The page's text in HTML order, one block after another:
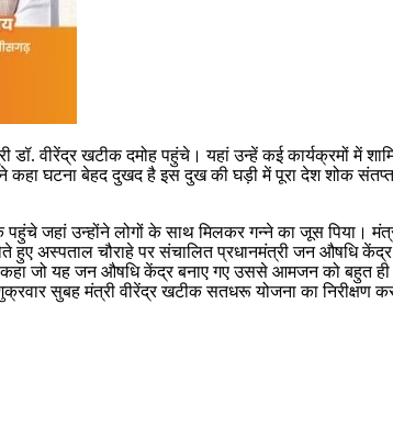
वीरेंद्र खटीक दमोह पहुंचे। यहां उन्हें कई कार्यक्रमों में
कहा घटना बेहद दुखद है इस दुख की घड़ी में पूरा देश शोक
पहुंचे जहां उन्होंने लोगों के साथ मिलकर गन्ने का जूस
अस्पताल चौराहे पर संचालित प्रधानमंत्री जन औषधि केंद्र
कहा जो यह जन औषधि केंद्र बनाए गए उससे आमजन को बहुत ही
सुबह मंत्री वीरेंद्र खटीक सतधरू योजना का निरीक्षण